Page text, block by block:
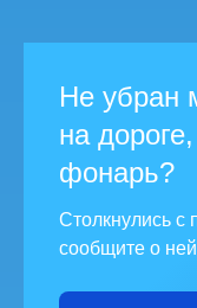
Не убран
на
фонарь?
Столкнулись
сообщите о